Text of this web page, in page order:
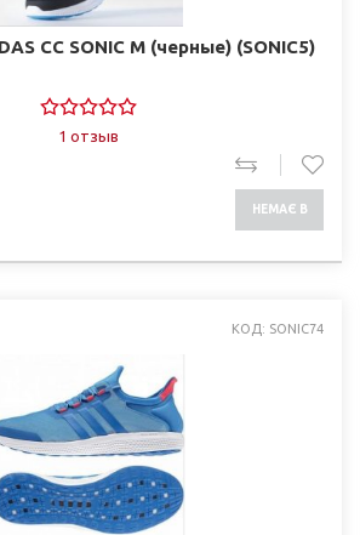
CC SONIC M (черные) (SONIC5)
1 отзыв
НЕМАЄ В
КОД: SONIC74